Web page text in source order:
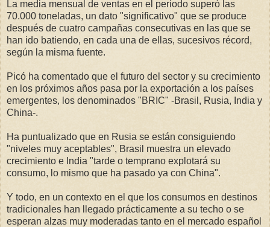
La media mensual de ventas en el periodo superó las
70.000 toneladas, un dato "significativo" que se produce
después de cuatro campañas consecutivas en las que se
han ido batiendo, en cada una de ellas, sucesivos récord,
según la misma fuente.
Picó ha comentado que el futuro del sector y su crecimiento
en los próximos años pasa por la exportación a los países
emergentes, los denominados "BRIC" -Brasil, Rusia, India y
China-.
Ha puntualizado que en Rusia se están consiguiendo
"niveles muy aceptables", Brasil muestra un elevado
crecimiento e India "tarde o temprano explotará su
consumo, lo mismo que ha pasado ya con China".
Y todo, en un contexto en el que los consumos en destinos
tradicionales han llegado prácticamente a su techo o se
esperan alzas muy moderadas tanto en el mercado español